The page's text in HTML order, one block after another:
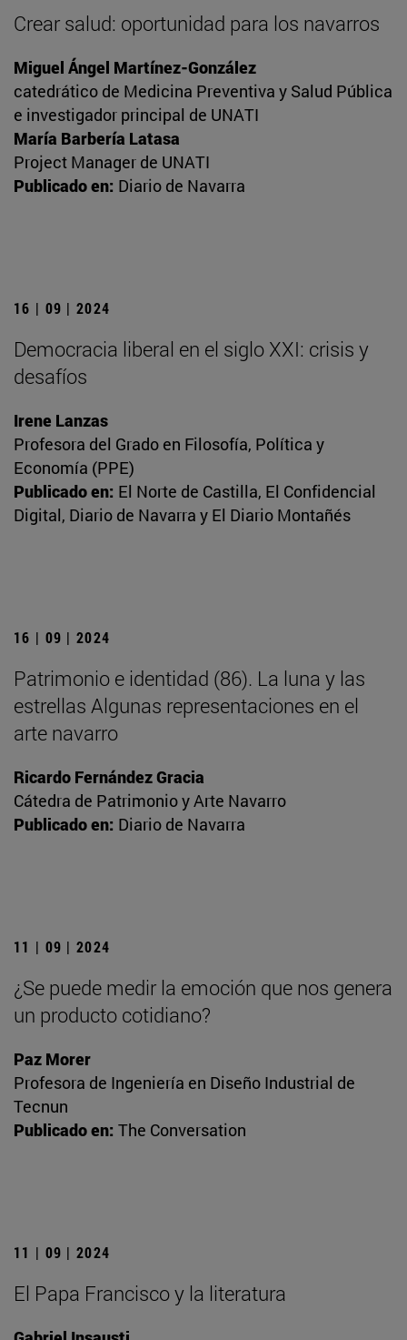
Crear salud: oportunidad para los navarros
Miguel Ángel Martínez-González
catedrático de Medicina Preventiva y Salud Pública
e investigador principal de UNATI
María Barbería Latasa
Project Manager de UNATI
Publicado en: Diario de Navarra
16 | 09 | 2024
Democracia liberal en el siglo XXI: crisis y
desafíos
Irene Lanzas
Profesora del Grado en Filosofía, Política y
Economía (PPE)
Publicado en: El Norte de Castilla, El Confidencial
Digital, Diario de Navarra y El Diario Montañés
16 | 09 | 2024
Patrimonio e identidad (86). La luna y las
estrellas Algunas representaciones en el
arte navarro
Ricardo Fernández Gracia
Cátedra de Patrimonio y Arte Navarro
Publicado en: Diario de Navarra
11 | 09 | 2024
¿Se puede medir la emoción que nos genera
un producto cotidiano?
Paz Morer
Profesora de Ingeniería en Diseño Industrial de
Tecnun
Publicado en: The Conversation
11 | 09 | 2024
El Papa Francisco y la literatura